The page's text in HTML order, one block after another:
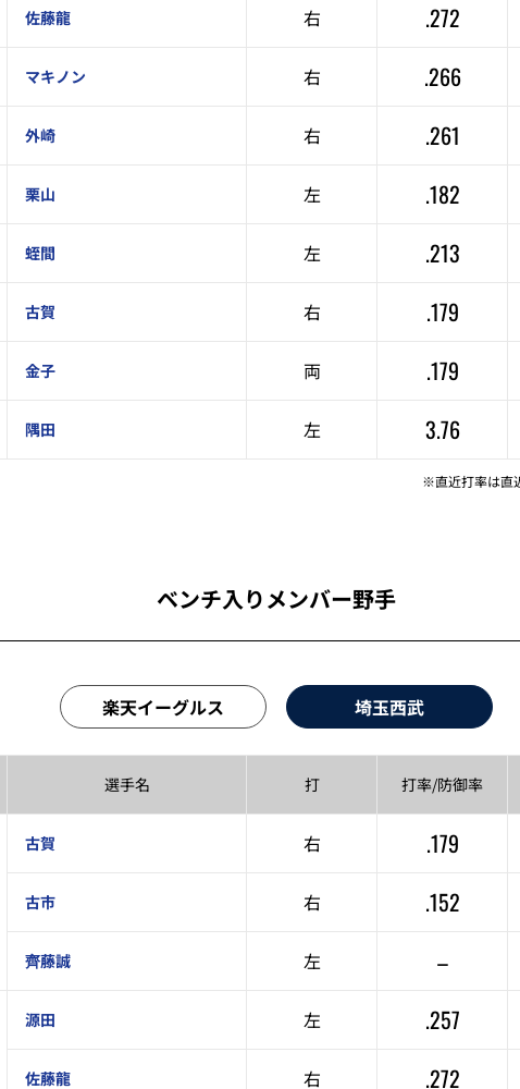
佐藤龍 右 .272
マキノン 右 .266
外崎 右 .261
栗山 左 .182
蛭間 左 .213
古賀 右 .179
金子 両 .179
隅田 左 3.76
※直近打率は直
ベンチ入りメンバー野手
楽天イーグルス 埼玉西武
選手名 打 打率/防御率
古賀 右 .179
古市 右 .152
齊藤誠 左 –
源田 左 .257
佐藤龍 右 .272